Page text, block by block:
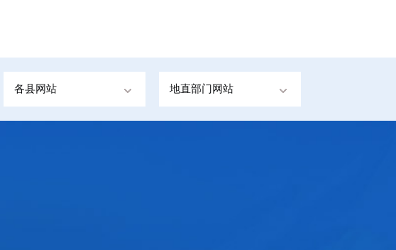
各县网站 地直部门网站